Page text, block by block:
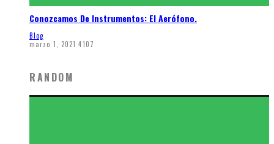
Conozcamos De Instrumentos: El Aerófono.
Blog
marzo 1, 2021 4107
RANDOM